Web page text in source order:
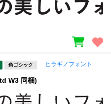
角ゴシック ヒラギノフォント
W3 同梱)